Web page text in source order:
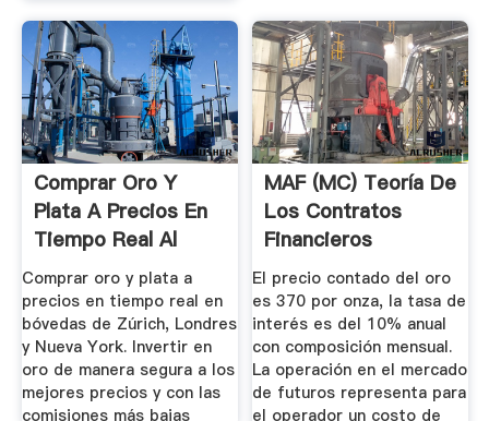
Comprar Oro Y
Plata A Precios En
Tiempo Real Al
Precio Más ...
Comprar oro y plata a
precios en tiempo real en
bóvedas de Zúrich, Londres
y Nueva York. Invertir en
oro de manera segura a los
mejores precios y con las
comisiones más bajas
MAF (MC) Teoría De
Los Contratos
Financieros
Derivados 2011
El precio contado del oro
es 370 por onza, la tasa de
interés es del 10% anual
con composición mensual.
La operación en el mercado
de futuros representa para
el operador un costo de